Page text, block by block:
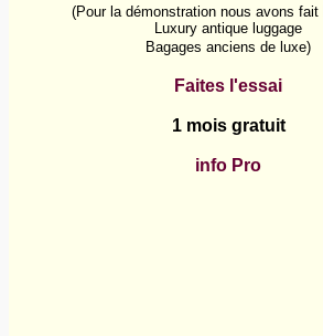
(Pour la démonstration nous avons fait
Luxury antique luggage
Bagages anciens de luxe)
Faites l'essai
1 mois gratuit
info Pro